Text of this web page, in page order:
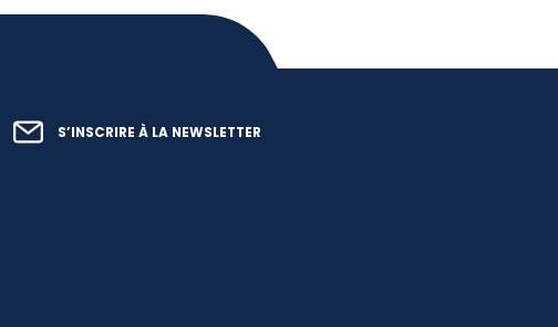
S’INSCRIRE À LA NEWSLETTER